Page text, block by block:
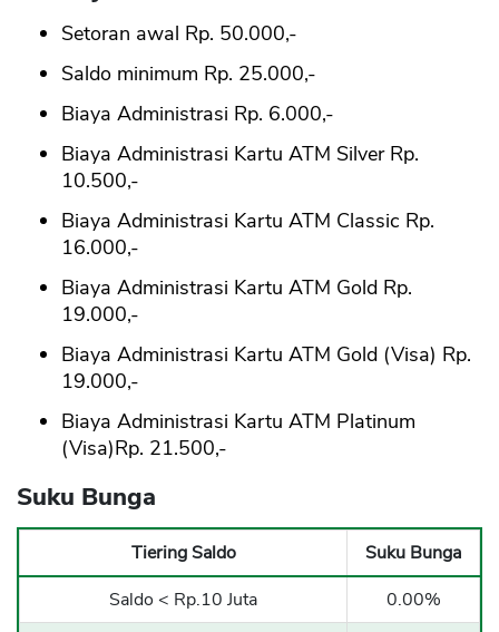
Setoran awal Rp. 50.000,-
Saldo minimum Rp. 25.000,-
Biaya Administrasi Rp. 6.000,-
Biaya Administrasi Kartu ATM Silver Rp.
10.500,-
Biaya Administrasi Kartu ATM Classic Rp.
16.000,-
Biaya Administrasi Kartu ATM Gold Rp.
19.000,-
Biaya Administrasi Kartu ATM Gold (Visa) Rp.
19.000,-
Biaya Administrasi Kartu ATM Platinum
(Visa)Rp. 21.500,-
Suku Bunga
Tiering Saldo
Suku Bunga
Saldo < Rp.10 Juta
0.00%